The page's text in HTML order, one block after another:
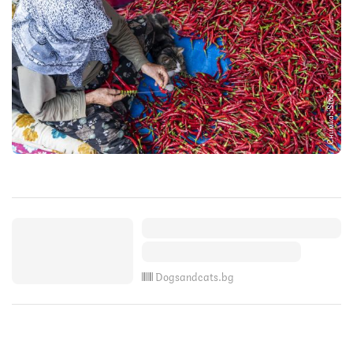
Снимка: iStock
Dogsandcats.bg